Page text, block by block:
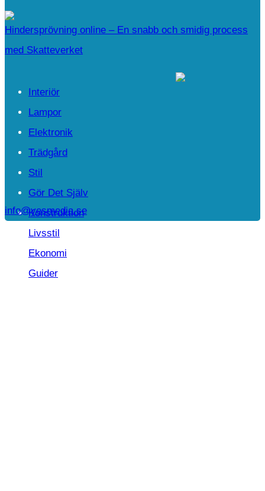
Hindersprövning online – En snabb och smidig process
med Skatteverket
Interiör
Lampor
Elektronik
Trädgård
Stil
Gör Det Själv
Konstruktion
Livsstil
Ekonomi
Guider
info@yesmedia.se